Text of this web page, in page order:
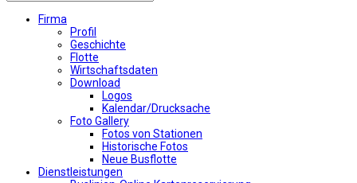
Firma
Profil
Geschichte
Flotte
Wirtschaftsdaten
Download
Logos
Kalendar/Drucksache
Foto Gallery
Fotos von Stationen
Historische Fotos
Neue Busflotte
Dienstleistungen